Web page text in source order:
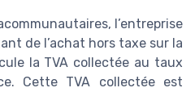
l’entreprise
de l’achat hors taxe sur la
la TVA collectée au taux
Cette TVA collectée est